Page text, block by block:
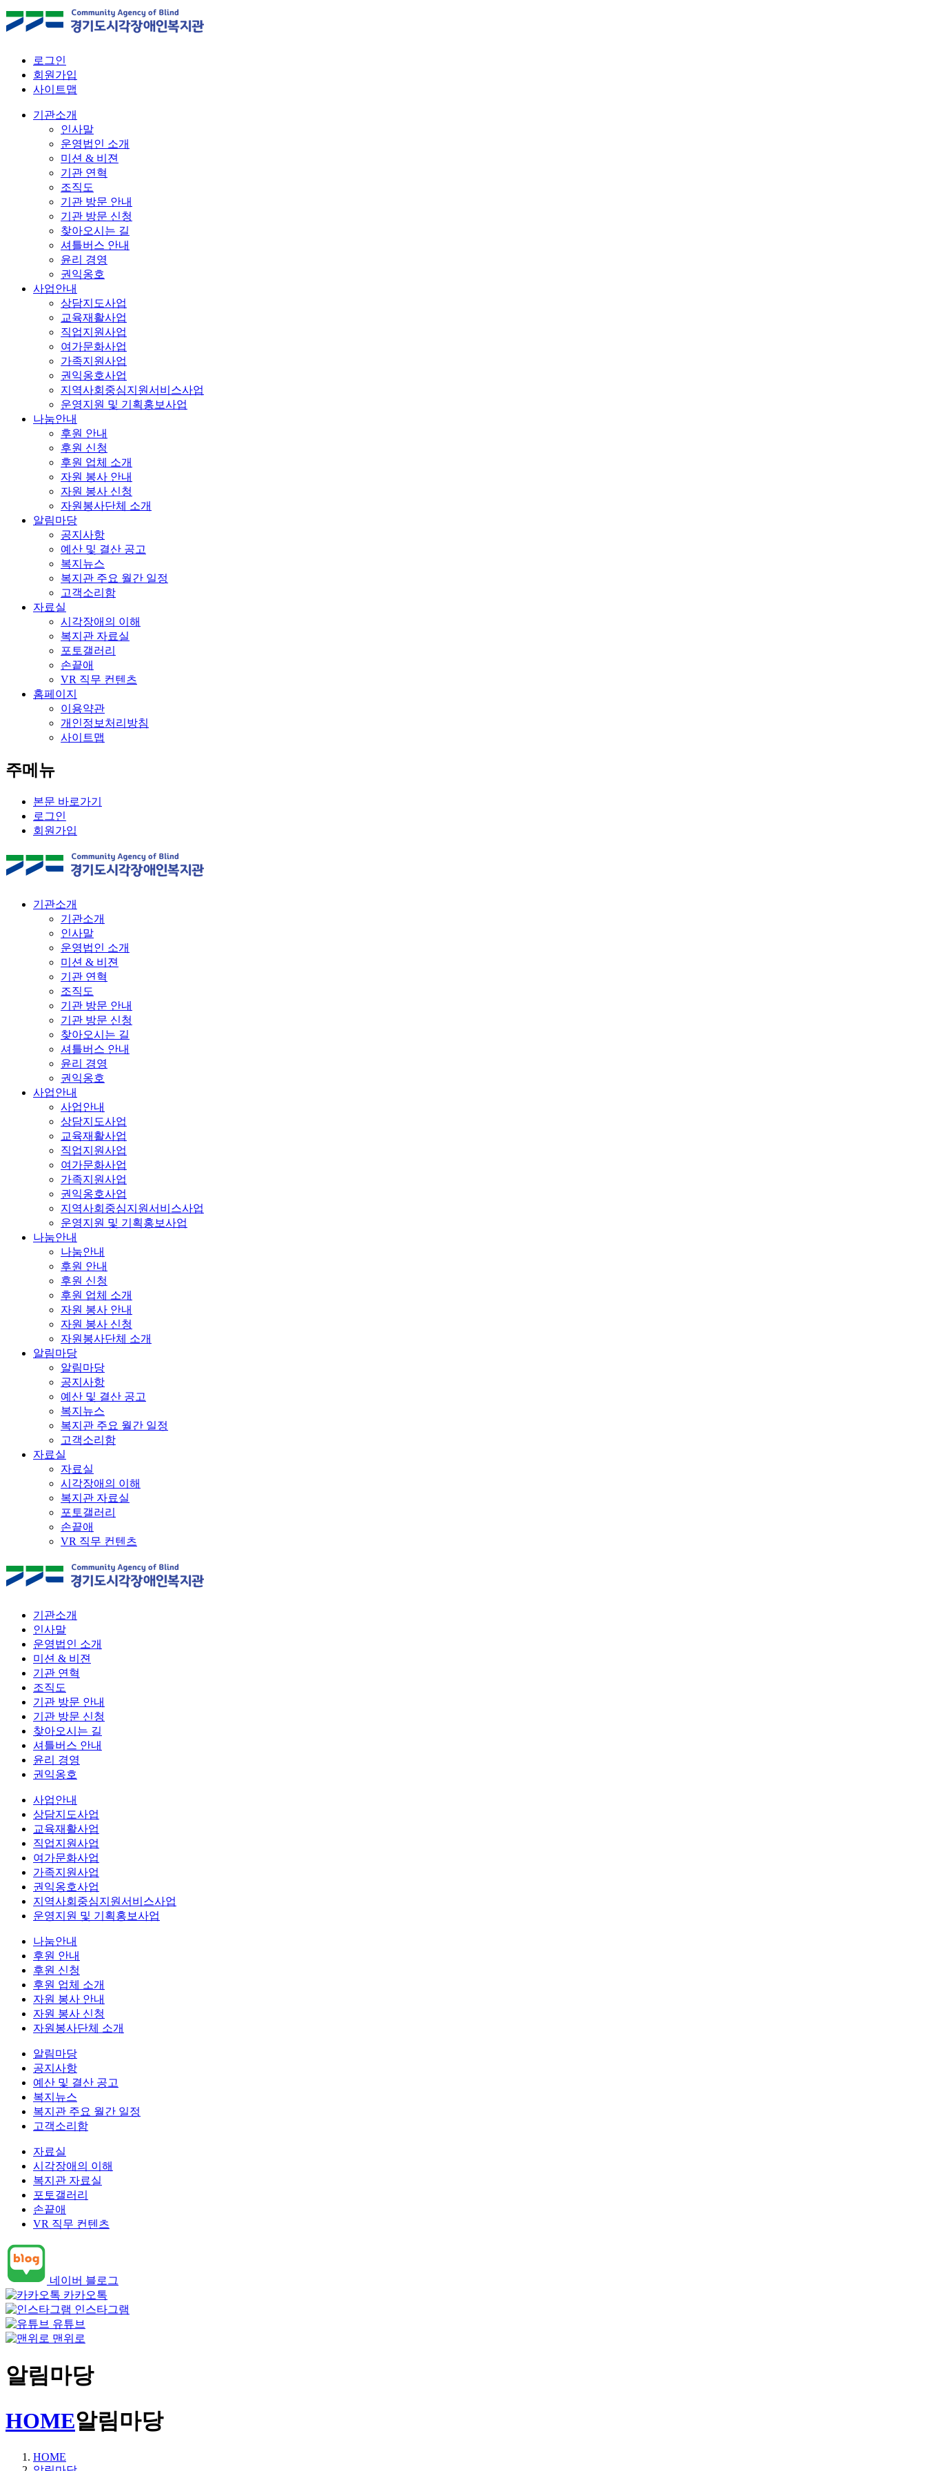
로그인
회원가입
사이트맵
기관소개
인사말
운영법인 소개
미션 & 비젼
기관 연혁
조직도
기관 방문 안내
기관 방문 신청
찾아오시는 길
셔틀버스 안내
윤리 경영
권익옹호
사업안내
상담지도사업
교육재활사업
직업지원사업
여가문화사업
가족지원사업
권익옹호사업
지역사회중심지원서비스사업
운영지원 및 기획홍보사업
나눔안내
후원 안내
후원 신청
후원 업체 소개
자원 봉사 안내
자원 봉사 신청
자원봉사단체 소개
알림마당
공지사항
예산 및 결산 공고
복지뉴스
복지관 주요 월간 일정
고객소리함
자료실
시각장애의 이해
복지관 자료실
포토갤러리
손끝애
VR 직무 컨텐츠
홈페이지
이용약관
개인정보처리방침
사이트맵
주메뉴
본문 바로가기
로그인
회원가입
기관소개
기관소개
인사말
운영법인 소개
미션 & 비젼
기관 연혁
조직도
기관 방문 안내
기관 방문 신청
찾아오시는 길
셔틀버스 안내
윤리 경영
권익옹호
사업안내
사업안내
상담지도사업
교육재활사업
직업지원사업
여가문화사업
가족지원사업
권익옹호사업
지역사회중심지원서비스사업
운영지원 및 기획홍보사업
나눔안내
나눔안내
후원 안내
후원 신청
후원 업체 소개
자원 봉사 안내
자원 봉사 신청
자원봉사단체 소개
알림마당
알림마당
공지사항
예산 및 결산 공고
복지뉴스
복지관 주요 월간 일정
고객소리함
자료실
자료실
시각장애의 이해
복지관 자료실
포토갤러리
손끝애
VR 직무 컨텐츠
기관소개
인사말
운영법인 소개
미션 & 비젼
기관 연혁
조직도
기관 방문 안내
기관 방문 신청
찾아오시는 길
셔틀버스 안내
윤리 경영
권익옹호
사업안내
상담지도사업
교육재활사업
직업지원사업
여가문화사업
가족지원사업
권익옹호사업
지역사회중심지원서비스사업
운영지원 및 기획홍보사업
나눔안내
후원 안내
후원 신청
후원 업체 소개
자원 봉사 안내
자원 봉사 신청
자원봉사단체 소개
알림마당
공지사항
예산 및 결산 공고
복지뉴스
복지관 주요 월간 일정
고객소리함
자료실
시각장애의 이해
복지관 자료실
포토갤러리
손끝애
VR 직무 컨텐츠
네이버 블로그
카카오톡
인스타그램
유튜브
맨위로
알림마당
HOME알림마당
HOME